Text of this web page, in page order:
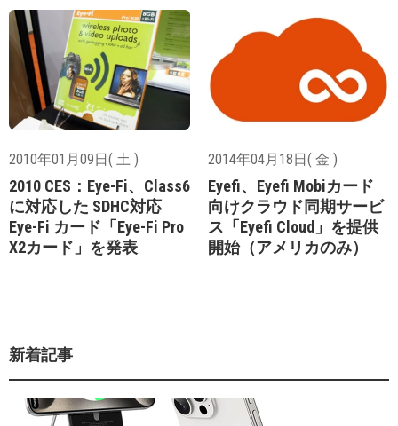
2010年01月09日( 土 )
2010 CES：Eye-Fi、Class6
に対応した SDHC対応
Eye-Fi カード「Eye-Fi Pro
X2カード」を発表
2014年04月18日( 金 )
Eyefi、Eyefi Mobiカード
向けクラウド同期サービ
ス「Eyefi Cloud」を提供
開始（アメリカのみ）
新着記事